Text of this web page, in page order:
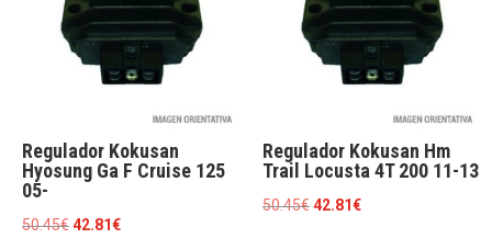
Regulador Kokusan
Hyosung Ga F Cruise 125
05-
50.45€El
42.81€El
Regulador Kokusan Hm
Trail Locusta 4T 200 11-13
50.45€El
42.81€El